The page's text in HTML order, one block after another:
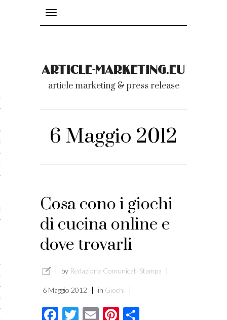
è l’article marketing
e stile di scrittura
Toggle
navigation
article marketing & press release
6 Maggio 2012
Cosa cono i giochi
di cucina online e
dove trovarli
by Redazione Comunicati Stampa
6 Maggio 2012 in Giochi
Facebook
Twitter
EmailPinterest